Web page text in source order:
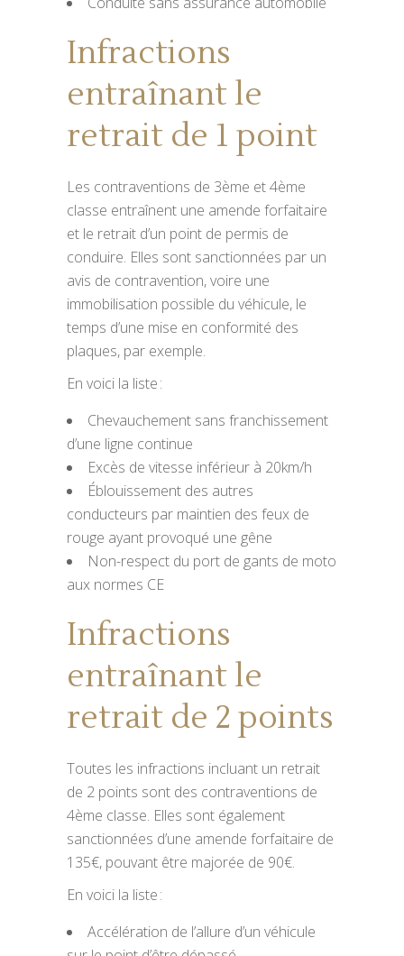
Infractions
entraînant le
retrait de 1 point
Les contraventions de 3ème et 4ème
classe entraînent une amende forfaitaire
et le retrait d’un point de permis de
conduire. Elles sont sanctionnées par un
avis de contravention, voire une
immobilisation possible du véhicule, le
temps d’une mise en conformité des
plaques, par exemple.
En voici la liste :
Chevauchement sans franchissement
d’une ligne continue
Excès de vitesse inférieur à 20km/h
Éblouissement des autres
conducteurs par maintien des feux de
rouge ayant provoqué une gêne
Non-respect du port de gants de moto
aux normes CE
Infractions
entraînant le
retrait de 2 points
Toutes les infractions incluant un retrait
de 2 points sont des contraventions de
4ème classe. Elles sont également
sanctionnées d’une amende forfaitaire de
135€, pouvant être majorée de 90€.
En voici la liste :
Accélération de l’allure d’un véhicule